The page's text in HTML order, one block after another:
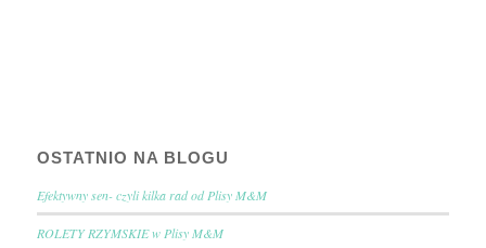
OSTATNIO NA BLOGU
Efektywny sen- czyli kilka rad od Plisy M&M
ROLETY RZYMSKIE w Plisy M&M